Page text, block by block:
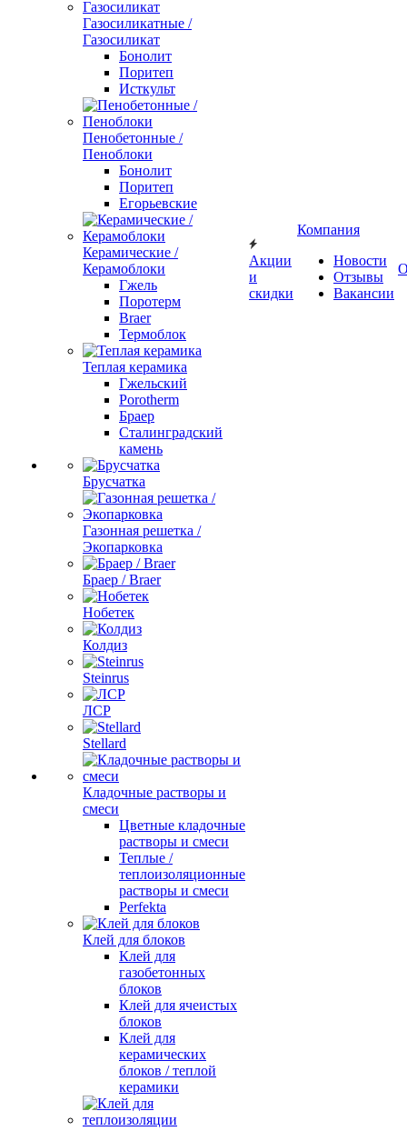
Газосиликатные /
Газосиликат
Бонолит
Поритеп
Исткульт
Пенобетонные /
Пеноблоки
Бонолит
Поритеп
Егорьевские
Керамические /
Керамоблоки
Гжель
Поротерм
Braer
Термоблок
Теплая керамика
Гжельский
Porotherm
Браер
Сталинградский
камень
Брусчатка
Газонная решетка /
Экопарковка
Браер / Braer
Нобетек
Колдиз
Steinrus
ЛСР
Stellard
Кладочные растворы и
смеси
Цветные кладочные
растворы и смеси
Теплые /
теплоизоляционные
растворы и смеси
Perfekta
Клей для блоков
Клей для
газобетонных
блоков
Клей для ячеистых
блоков
Клей для
керамических
блоков / теплой
керамики
Акции
и
скидки
Компания
Новости
Отзывы
Вакансии